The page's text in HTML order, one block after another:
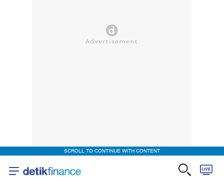
SCROLL TO CONTINUE WITH CONTENT